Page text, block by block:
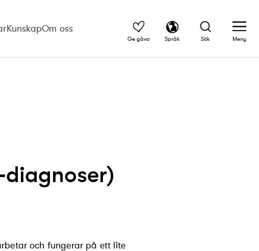
KunskapOm oss
Ge gåva Språk Sök Meny
och fungerar på ett lite